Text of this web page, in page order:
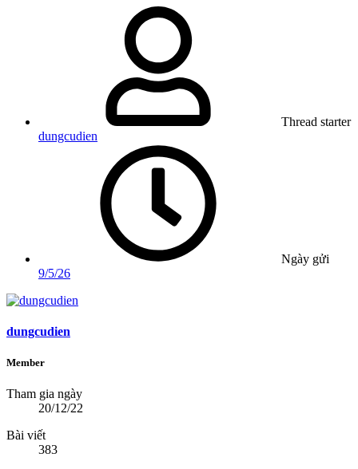
Thread starter
dungcudien
Ngày gửi
9/5/26
dungcudien
Member
Tham gia ngày
20/12/22
Bài viết
383